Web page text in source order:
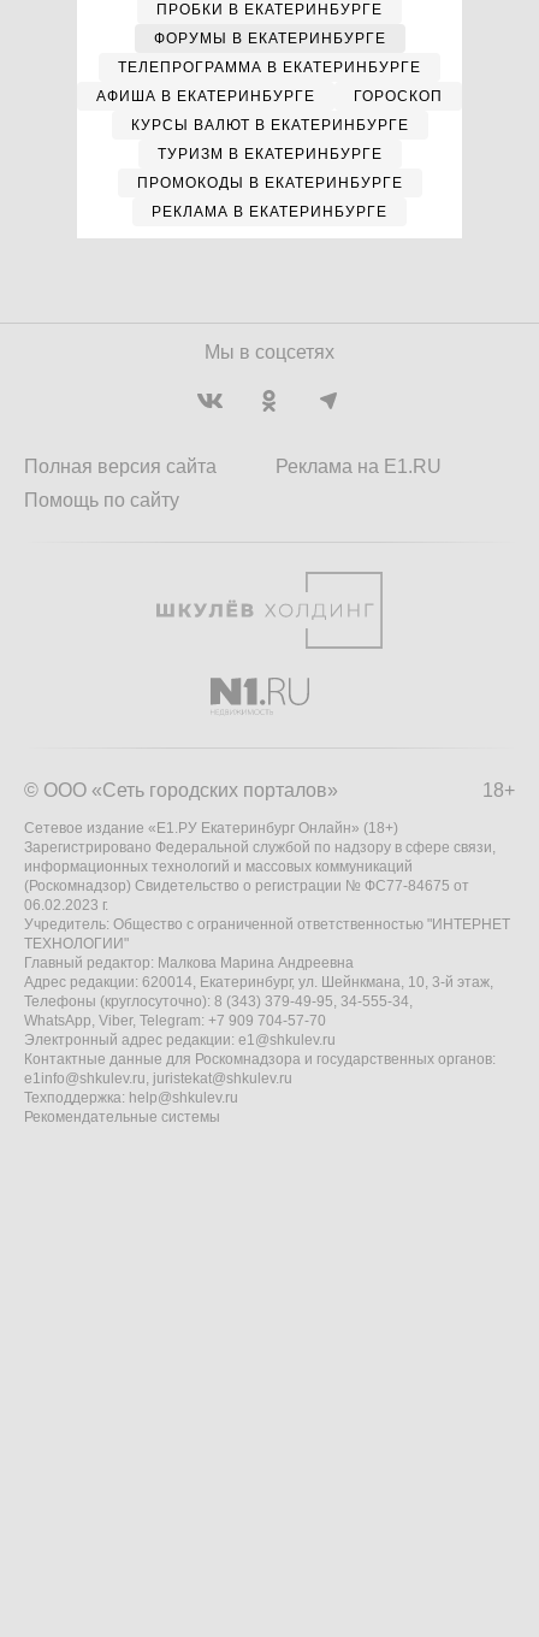
ПРОБКИ В ЕКАТЕРИНБУРГЕ
ФОРУМЫ В ЕКАТЕРИНБУРГЕ
ТЕЛЕПРОГРАММА В ЕКАТЕРИНБУРГЕ
АФИША В ЕКАТЕРИНБУРГЕ
ГОРОСКОП
КУРСЫ ВАЛЮТ В ЕКАТЕРИНБУРГЕ
ТУРИЗМ В ЕКАТЕРИНБУРГЕ
ПРОМОКОДЫ В ЕКАТЕРИНБУРГЕ
РЕКЛАМА В ЕКАТЕРИНБУРГЕ
Мы в соцсетях
Полная версия сайта
Помощь по сайту
Реклама на E1.RU
18+
© ООО «Сеть городских порталов»
Сетевое издание «Е1.РУ Екатеринбург Онлайн» (18+)
Зарегистрировано Федеральной службой по надзору в сфере связи,
информационных технологий и массовых коммуникаций
(Роскомнадзор) Свидетельство о регистрации № ФС77-84675 от
06.02.2023 г.
Учредитель: Общество с ограниченной ответственностью "ИНТЕРНЕТ
ТЕХНОЛОГИИ"
Главный редактор: Малкова Марина Андреевна
Адрес редакции: 620014, Екатеринбург, ул. Шейнкмана, 10, 3-й этаж,
Телефоны (круглосуточно): 8 (343) 379-49-95, 34-555-34,
WhatsApp, Viber, Telegram: +7 909 704-57-70
Электронный адрес редакции: e1@shkulev.ru
Контактные данные для Роскомнадзора и государственных органов:
e1info@shkulev.ru, juristekat@shkulev.ru
Техподдержка: help@shkulev.ru
Рекомендательные системы